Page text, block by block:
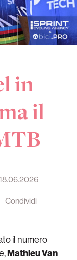
in
il
Condividi
il numero
Mathieu Van